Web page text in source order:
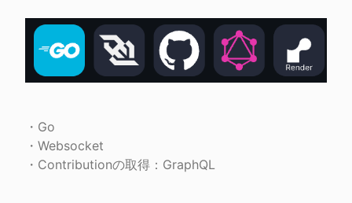
・Go
・Websocket
・Contributionの取得：GraphQL